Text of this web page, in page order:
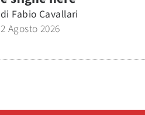
di Fabio Cavallari
2 Agosto 2026